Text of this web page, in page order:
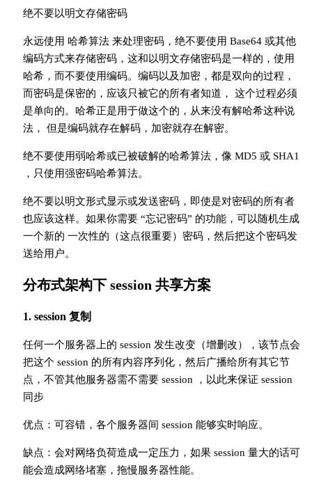
绝不要以明文存储密码
永远使用 哈希算法 来处理密码，绝不要使用 Base64 或其他
编码方式来存储密码，这和以明文存储密码是一样的，使用
哈希，而不要使用编码。编码以及加密，都是双向的过程，
而密码是保密的，应该只被它的所有者知道， 这个过程必须
是单向的。哈希正是用于做这个的，从来没有解哈希这种说
法， 但是编码就存在解码，加密就存在解密。
绝不要使用弱哈希或已被破解的哈希算法，像 MD5 或 SHA1
，只使用强密码哈希算法。
绝不要以明文形式显示或发送密码，即使是对密码的所有者
也应该这样。如果你需要 “忘记密码” 的功能，可以随机生成
一个新的 一次性的（这点很重要）密码，然后把这个密码发
送给用户。
分布式架构下 session 共享方案
1. session 复制
任何一个服务器上的 session 发生改变（增删改），该节点会
把这个 session 的所有内容序列化，然后广播给所有其它节
点，不管其他服务器需不需要 session ，以此来保证 session
同步
优点：可容错，各个服务器间 session 能够实时响应。
缺点：会对网络负荷造成一定压力，如果 session 量大的话可
能会造成网络堵塞，拖慢服务器性能。